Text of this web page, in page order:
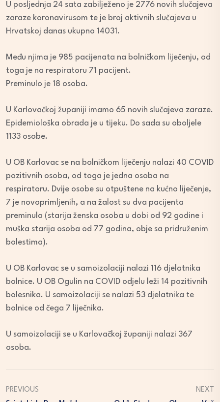
U posljednja 24 sata zabilježeno je 2776 novih slučajeva
zaraze koronavirusom te je broj aktivnih slučajeva u
Hrvatskoj danas ukupno 14031.
Među njima je 985 pacijenata na bolničkom liječenju, od
toga je na respiratoru 71 pacijent.
Preminulo je 18 osoba.
U Karlovačkoj županiji imamo 65 novih slučajeva zaraze.
Epidemiološka obrada je u tijeku. Do sada su oboljele
1133 osobe.
U OB Karlovac se na bolničkom liječenju nalazi 40 COVID
pozitivnih osoba, od toga je jedna osoba na
respiratoru. Dvije osobe su otpuštene na kućno liječenje,
7 je novoprimljenih, a na žalost su dva pacijenta
preminula (starija ženska osoba u dobi od 92 godine i
muška starija osoba od 77 godina, obje sa pridruženim
bolestima).
U OB Karlovac se u samoizolaciji nalazi 116 djelatnika
bolnice. U OB Ogulin na COVID odjelu leži 14 pozitivnih
bolesnika. U samoizolaciji se nalazi 53 djelatnika te
bolnice od čega 7 liječnika.
U samoizolaciji se u Karlovačkoj županiji nalazi 367
osoba.
PREVIOUS
NEXT